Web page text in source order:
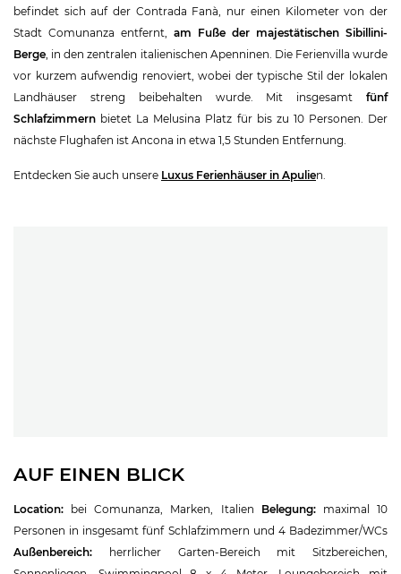
befindet sich auf der Contrada Fanà, nur einen Kilometer von der
Stadt Comunanza entfernt, am Fuße der majestätischen Sibillini-
Berge , in den zentralen italienischen Apenninen. Die Ferienvilla wurde
vor kurzem aufwendig renoviert, wobei der typische Stil der lokalen
Landhäuser streng beibehalten wurde. Mit insgesamt fünf
Schlafzimmern bietet La Melusina Platz für bis zu 10 Personen. Der
nächste Flughafen ist Ancona in etwa 1,5 Stunden Entfernung.
Entdecken Sie auch unsere Luxus Ferienhäuser in Apulien.
AUF EINEN BLICK
Location: bei Comunanza, Marken, Italien Belegung:maximal 10
Personen in insgesamt fünf Schlafzimmern und 4 Badezimmer/WCs
Außenbereich: herrlicher Garten-Bereich mit Sitzbereichen,